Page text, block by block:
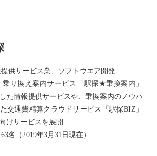
供サービス業、ソフトウエア開発
乗り換え案内サービス「駅探★乗換案内」
た情報提供サービスや、乗換案内のノウハ
交通費精算クラウドサービス「駅探BIZ」
けサービスを展開
名（2019年3月31日現在）